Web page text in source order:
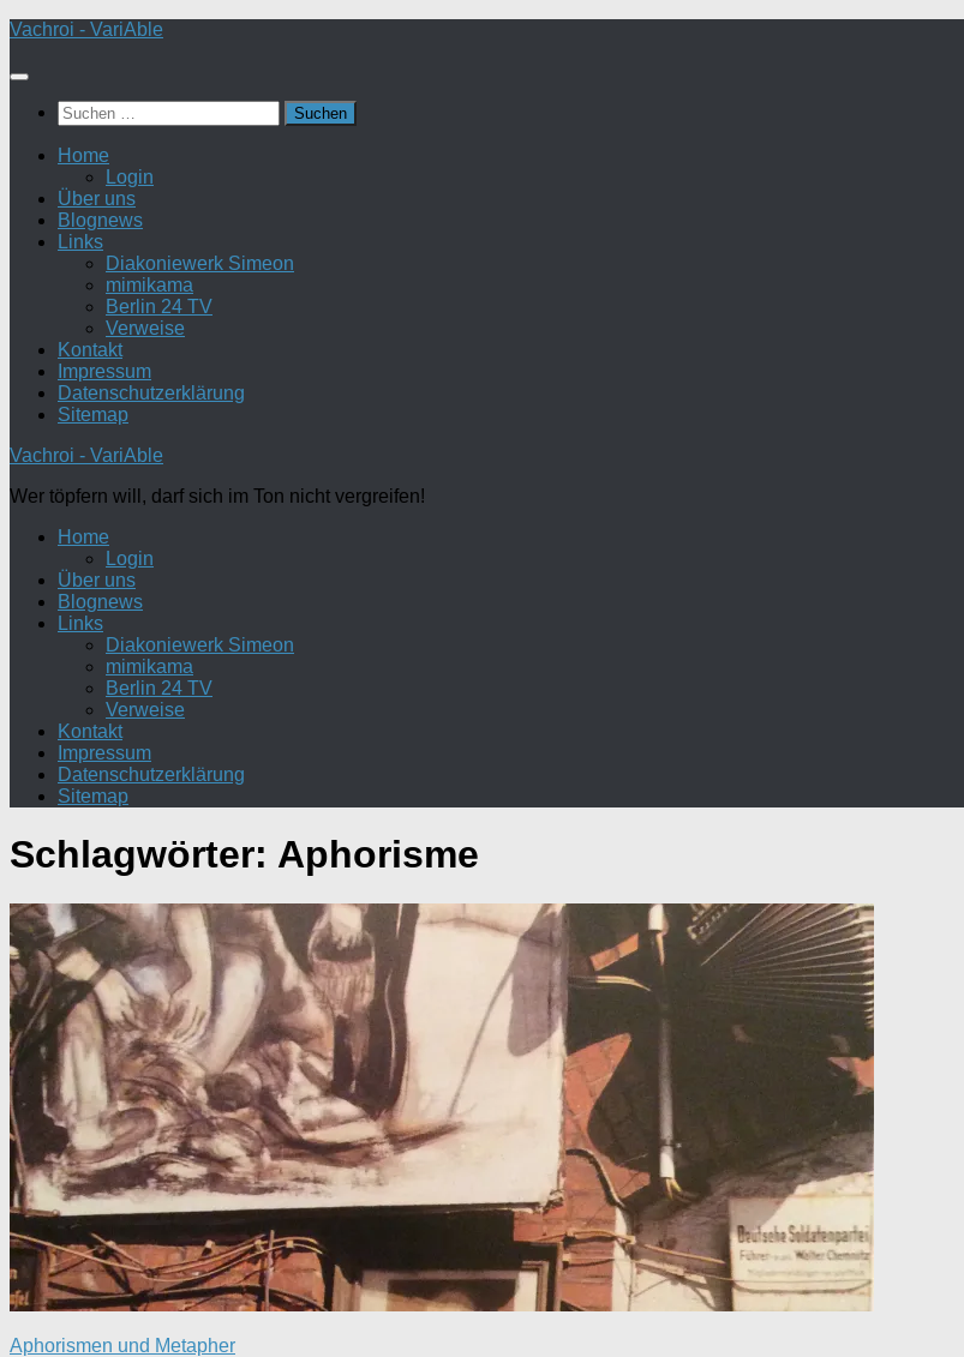
Zum
springen
Vachroi - VariAble
Suchen
nach:
Home
Login
Über uns
Blognews
Links
Diakoniewerk Simeon
mimikama
Berlin 24 TV
Verweise
Kontakt
Impressum
Datenschutzerklärung
Sitemap
Vachroi - VariAble
Wer töpfern will, darf sich im Ton nicht vergreifen!
Home
Login
Über uns
Blognews
Links
Diakoniewerk Simeon
mimikama
Berlin 24 TV
Verweise
Kontakt
Impressum
Datenschutzerklärung
Sitemap
Schlagwörter: Aphorisme
Aphorismen und Metapher